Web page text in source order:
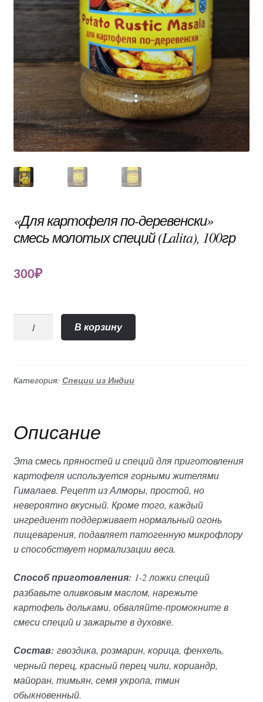
«Для картофеля по-деревенски»
смесь молотых специй (Lalita), 100гр
300₽
деревенски"
специй
(Lalita),
В корзину
Категория: Специи из Индии
Описание
Эта смесь пряностей и специй для приготовления
картофеля используется горными жителями
Гималаев. Рецепт из Алморы, простой, но
невероятно вкусный. Кроме того, каждый
ингредиент поддерживает нормальный огонь
пищеварения, подавляет патогенную микрофлору
и способствует нормализации веса.
Способ приготовления: 1-2 ложки специй
разбавьте оливковым маслом, нарежьте
картофель дольками, обваляйте-промокните в
смеси специй и зажарьте в духовке.
Состав: гвоздика, розмарин, корица, фенхель,
черный перец, красный перец чили, кориандр,
майоран, тимьян, семя укропа, тмин
обыкновенный.